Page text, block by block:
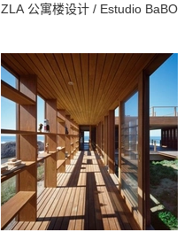
ZLA 公寓楼设计 / Estudio BaBO